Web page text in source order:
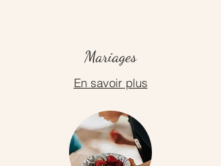
Mariages
En savoir plus